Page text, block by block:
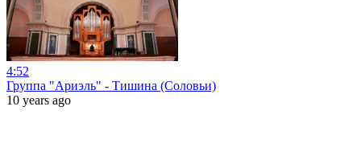
4:52
Группа "Ариэль" - Тишина (Соловьи)
10 years ago